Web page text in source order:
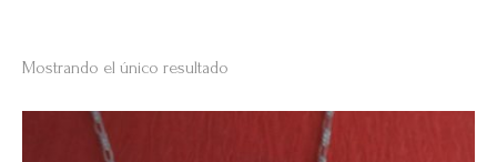
Mostrando el único resultado